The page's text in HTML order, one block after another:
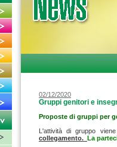
02/12/2020
Gruppi genitori e
Proposte di gruppi per
L'attività di gruppo
collegamento. La